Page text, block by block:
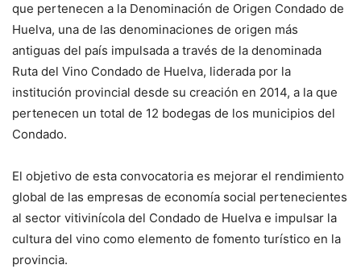
que pertenecen a la Denominación de Origen Condado de
Huelva, una de las denominaciones de origen más
antiguas del país impulsada a través de la denominada
Ruta del Vino Condado de Huelva, liderada por la
institución provincial desde su creación en 2014, a la que
pertenecen un total de 12 bodegas de los municipios del
Condado.
El objetivo de esta convocatoria es mejorar el rendimiento
global de las empresas de economía social pertenecientes
al sector vitivinícola del Condado de Huelva e impulsar la
cultura del vino como elemento de fomento turístico en la
provincia.